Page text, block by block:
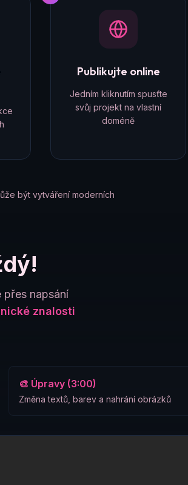
Publikujte online
Jedním kliknutím spusťte
svůj projekt na vlastní
doméně
být vytváření moderních
napsání
znalosti
🎨 Úpravy (3:00)
Změna textů, barev a nahrání obrázků